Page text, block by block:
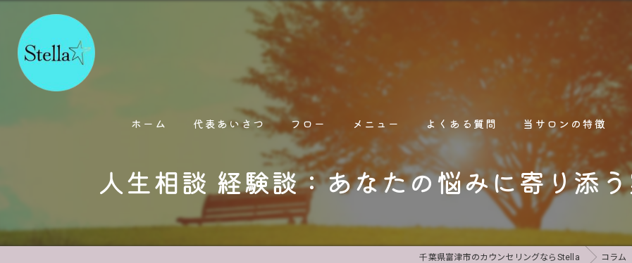
ホーム 代表あいさつ フロー メニュー よくある質問 当サロンの特徴
占い
オンライン
人生相談 経験談：あなたの悩みに寄り添
千葉県富津市のカウンセリングならStella コラム